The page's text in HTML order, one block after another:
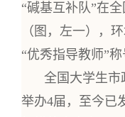
“碱基互补队”在
（图，左一），
“优秀指导教师”称
全国大学生市
举办4届，至今已